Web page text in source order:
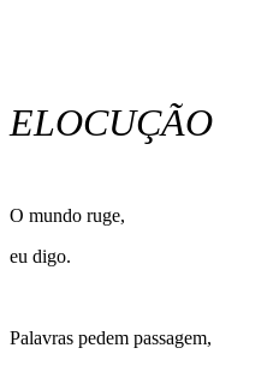
ELOCUÇÃO
O mundo ruge,
eu digo.
Palavras pedem passagem,